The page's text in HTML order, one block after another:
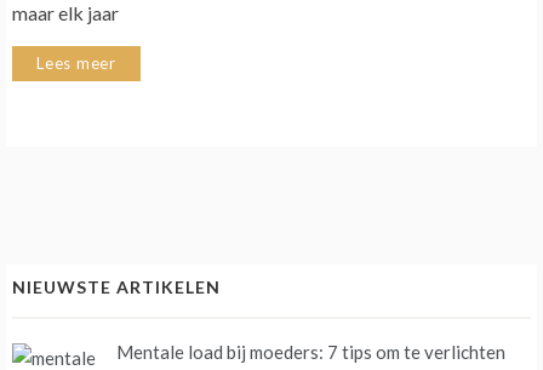
maar elk jaar
Lees meer
NIEUWSTE ARTIKELEN
Mentale load bij moeders: 7 tips om te verlichten